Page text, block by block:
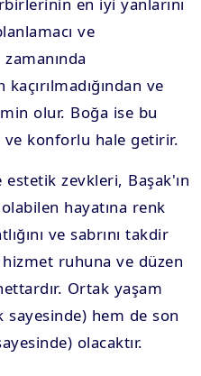
ve
ve
olur. Boğa ise bu
konforlu hale getirir.
zevkleri, Başak'ın
hayatına renk
ve sabrını takdir
ruhuna ve düzen
Ortak yaşam
sayesinde) hem de son
olacaktır.